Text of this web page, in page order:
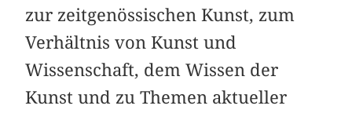
zur zeitgenössischen Kunst, zum
Verhältnis von Kunst und
Wissenschaft, dem Wissen der
Kunst und zu Themen aktueller